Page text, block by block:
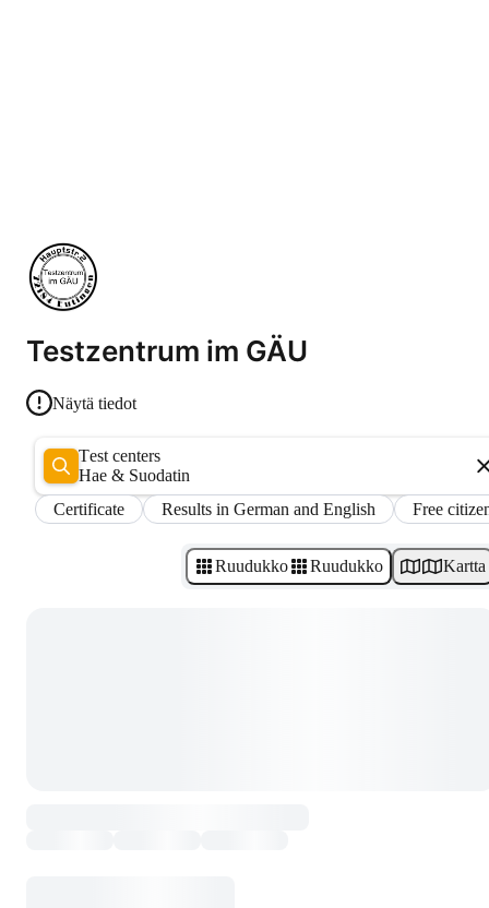
Testzentrum im GÄU
Näytä tiedot
Test centers
Hae & Suodatin
Certificate
Results in German and English Free
Ruudukko Ruudukko Kartta